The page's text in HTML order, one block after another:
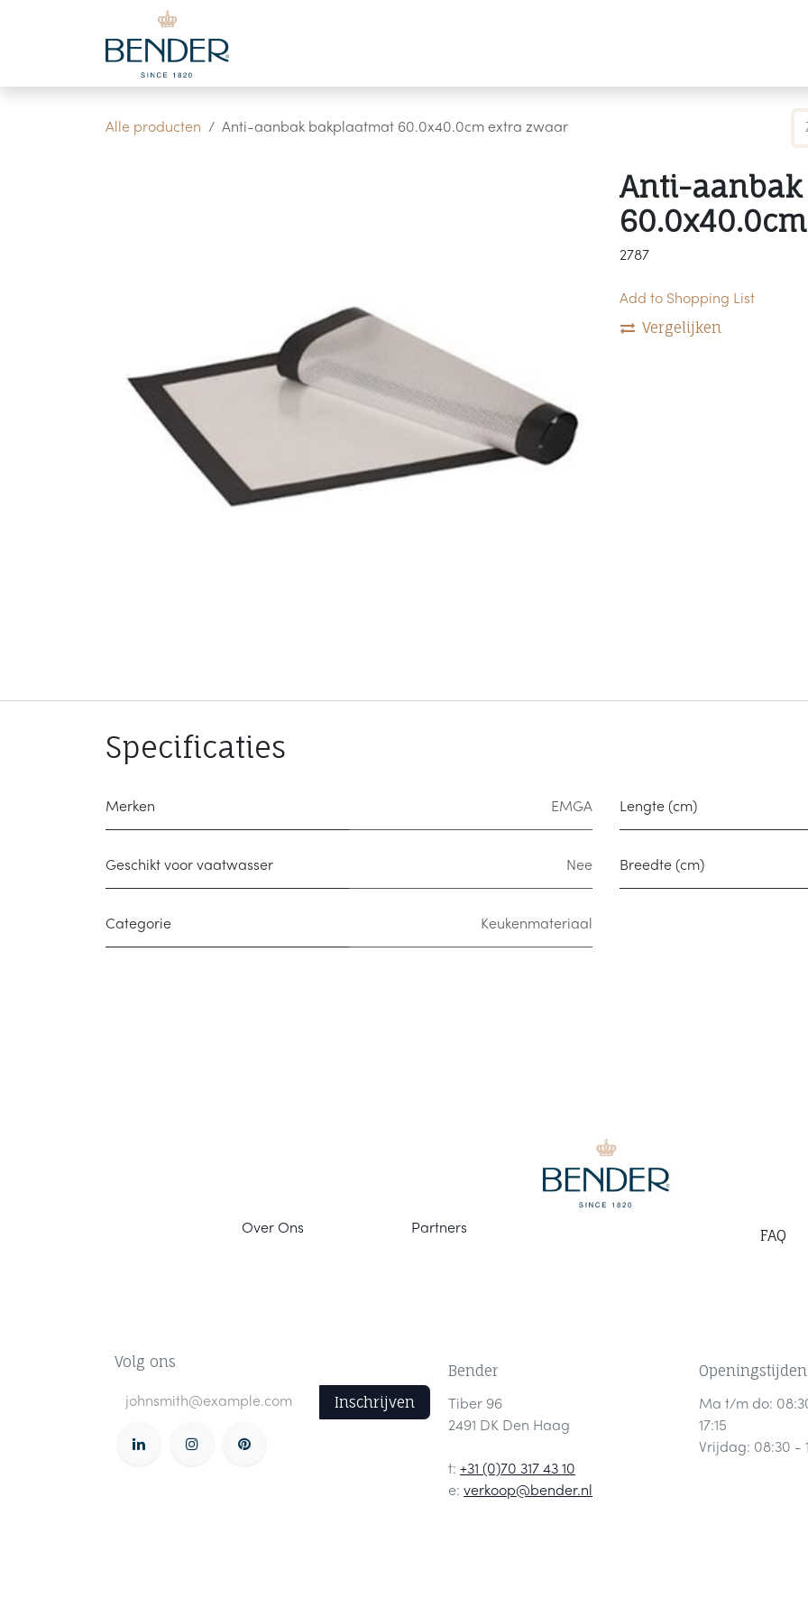
Overslaan naar inhoud
Alle producten Anti-aanbak bakplaatmat 60.0x40.0cm extra zwaar
Anti-
2787
Add to Shopping List
Vergelijken
Specificaties
Merken EMGA Lengte (cm)
Geschikt voor vaatwasser Nee Breedte (cm)
Categorie Keukenmateriaal
Volg ons
Inschrijven
Bender
Tiber 96
2491 DK Den Haag
t: +31 (0)70 317 43 10
e: verkoop@bender.nl
Openingstijden
Ma t/m do:
17:15
Vrijdag: 08:30 -
Partners
Over Ons FAQ